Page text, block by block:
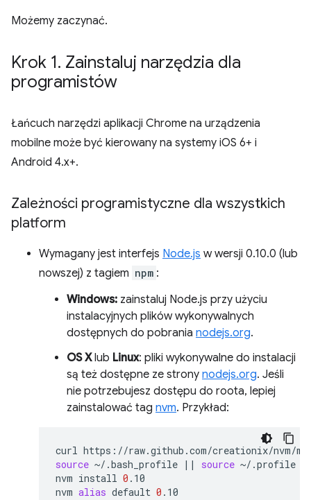
Możemy zaczynać.
Krok 1. Zainstaluj narzędzia dla
programistów
Łańcuch narzędzi aplikacji Chrome na urządzenia
mobilne może być kierowany na systemy iOS 6+ i
Android 4.x+.
Zależności programistyczne dla wszystkich
platform
Wymagany jest interfejs Node.js w wersji 0.10.0 (lub
nowszej) z tagiem npm :
Windows: zainstaluj Node.js przy użyciu
instalacyjnych plików wykonywalnych
dostępnych do pobrania nodejs.org.
OS Xlub Linux: pliki wykonywalne do instalacji
są też dostępne ze strony nodejs.org. Jeśli
nie potrzebujesz dostępu do roota, lepiej
zainstalować tag nvm. Przykład:
curl https://raw.github.com/creationix/nvm/
source ~/.bash_profile || source ~/.profile
nvm install 0 .10
nvm alias default 0